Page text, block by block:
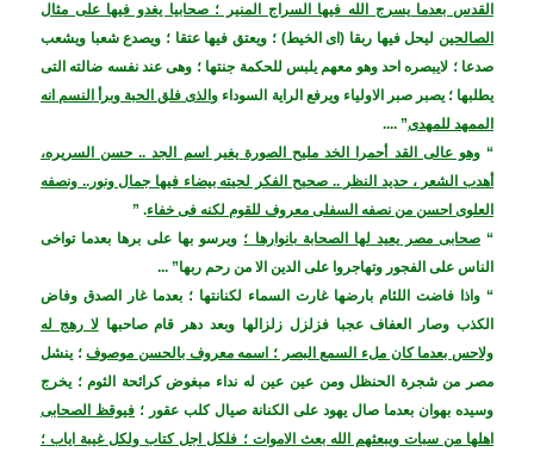
القدس بعدما يسرج الله فيها السراج المنير ؛ صحابيا يغدو فيها على مثال
الصالحين ليحل فيها ربقا (اى الخيط) ؛ ويعتق فيها عتقا ؛ ويصدع شعبا ويشعب
صدعا ؛ لايبصره احد وهو معهم يلبس للحكمة جنتها ؛ وهى عند نفسه ضالته التى
يطلبها ؛ يصبر صبر الاولياء ويرفع الراية السوداء والذى فلق الحبة وبرأ النسم انه
الممهد للمهدى” ....
“وهو عالى القد أحمرا الخد مليح الصورة يغير اسم الجد .. حسن السريره،
أهدب الشعر ، حديد النظر .. صحيح الفكر لحيته بيضاء فيها جمال ونور.. ونصفه
العلوى احسن من نصفه السفلى معروف للقوم لكنه فى خفاء.
”
“صحابى مصر يعيد لها الصحابة بانوارها ؛ ويرسو بها على برها بعدما تواخى
الناس على الفجور وتهاجروا على الدين الا من رحم ربها” ...
“ واذا فاضت اللئام بارضها غارت السماء لكنانتها ؛ بعدما غار الصدق وفاض
الكذب وصار العفاف عجبا فزلزل زلزالها وبعد دهر قام صاحبهالا رهج له
ولاحس بعدما كان ملء السمع البصر ؛ اسمه معروف بالحسن موصوف؛ ينشل
مصر من شجرة الحنظل ومن عين عين له نداء مبغوض كرائحة الثوم ؛ يخرج
وسيده بهوان بعدما صال يهود على الكنانة صيال كلب عقور ؛ فيوقظ الصحابى
اهلها من سبات ويبعثهم الله بعث الاموات ؛ فلكل اجل كتاب ولكل غيبة اياب ؛